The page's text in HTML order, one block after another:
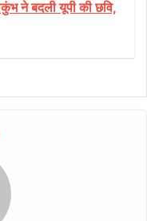
ने बदली यूपी की छवि,